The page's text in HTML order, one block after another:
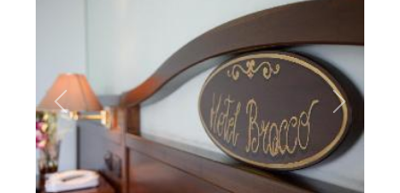
Zurück Weiter